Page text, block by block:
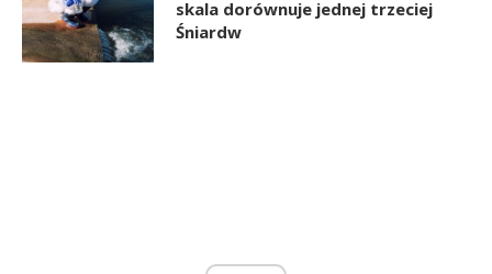
skala dorównuje jednej trzeciej
Śniardw